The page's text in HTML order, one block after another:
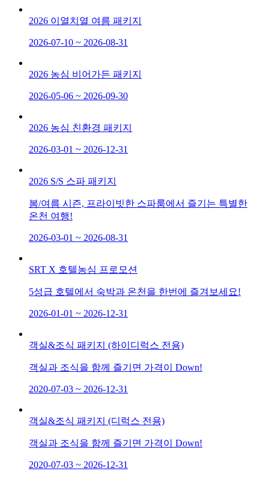
2026 이열치열 여름 패키지
2026-07-10 ~ 2026-08-31
2026 농심 비어가든 패키지
2026-05-06 ~ 2026-09-30
2026 농심 친환경 패키지
2026-03-01 ~ 2026-12-31
2026 S/S 스파 패키지
봄/여름 시즌, 프라이빗한 스파룸에서 즐기는 특별한
온천 여행!
2026-03-01 ~ 2026-08-31
SRT X 호텔농심 프로모션
5성급 호텔에서 숙박과 온천을 한번에 즐겨보세요!
2026-01-01 ~ 2026-12-31
객실&조식 패키지 (하이디럭스 전용)
객실과 조식을 함께 즐기면 가격이 Down!
2020-07-03 ~ 2026-12-31
객실&조식 패키지 (디럭스 전용)
객실과 조식을 함께 즐기면 가격이 Down!
2020-07-03 ~ 2026-12-31